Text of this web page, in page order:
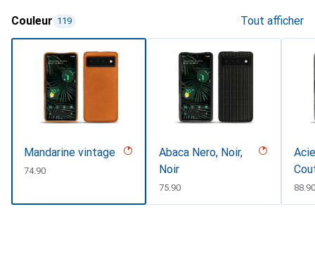
Couleur 119 Tout afficher
Mandarine vintage
CHF
74.90
Abaca Nero, Noir,
Noir
CHF
75.90 CHF